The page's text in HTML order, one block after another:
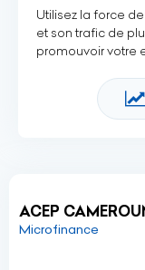
Utilisez la force
et son trafic de
promouvoir votre
ACEP
Microfinance